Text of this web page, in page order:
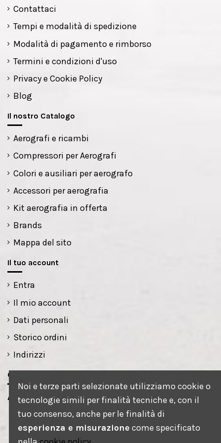
Contattaci
Tempi e modalità di spedizione
Modalità di pagamento e rimborso
Termini e condizioni d'uso
Privacy e Cookie Policy
Blog
Il nostro Catalogo
Aerografi e ricambi
Compressori per Aerografi
Colori e ausiliari per aerografo
Accessori per aerografia
Kit aerografia in offerta
Brands
Mappa del sito
Il tuo account
Entra
Il mio account
Dati personali
Storico ordini
Indirizzi
Contatti
AEROGRAFART s.r.l.s.
via petrarca, 1
35020 Saonara - PD
Noi e terze parti selezionate utilizziamo cookie o
tecnologie simili per finalità tecniche e, con il
tuo consenso, anche per le finalità di
esperienza e misurazione come specificato